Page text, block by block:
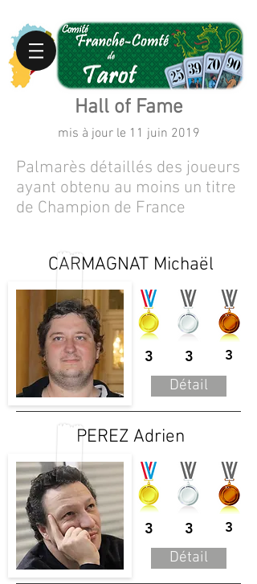
Hall of Fame
mis à jour le 11 juin 2019
Palmarès détaillés des joueurs
ayant obtenu au moins un titre
de Champion de France
CARMAGNAT Michaël
3 3 3
Détail
PEREZ Adrien
3 3 3
Détail